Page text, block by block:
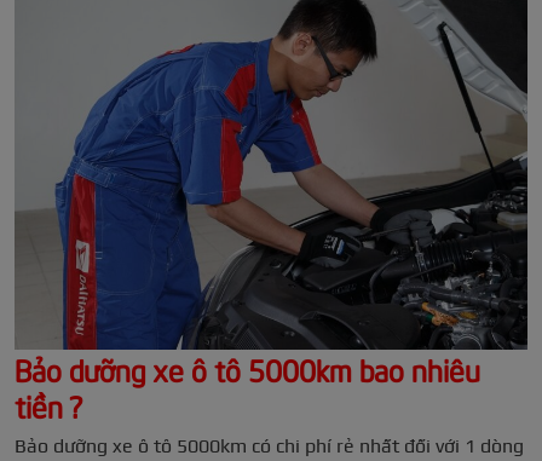
Bảo dưỡng xe ô tô 5000km bao nhiêu
tiền ?
Bảo dưỡng xe ô tô 5000km có chi phí rẻ nhất đối với 1 dòng